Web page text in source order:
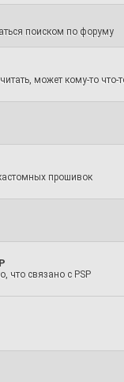
поиском по форуму
может кому-то что-
прошивок
что связано с PSP